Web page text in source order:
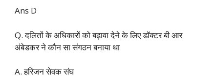
Ans D
Q. दलितों के अधिकारों को बढ़ावा देने के लिए डॉक्टर बी आर
अंबेडकर ने कौन सा संगठन बनाया था
A. हरिजन सेवक संघ